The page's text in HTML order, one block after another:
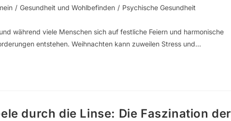
/ Gesundheit und Wohlbefinden / Psychische Gesundheit
während viele Menschen sich auf festliche Feiern und harmonische
entstehen. Weihnachten kann zuweilen Stress und…
durch die Linse: Die Faszination der